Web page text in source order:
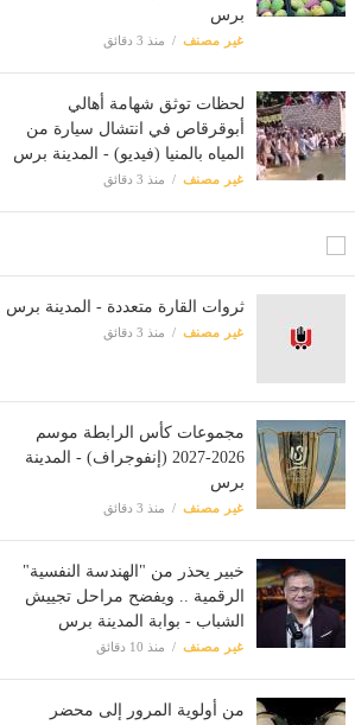
برس
غير مصنف منذ 3 دقائق
لحظات توثق شهامة أهالي
أبوقرقاص في انتشال سيارة من
المياه بالمنيا (فيديو) - المدينة برس
غير مصنف منذ 3 دقائق
ثروات القارة متعددة - المدينة برس
غير مصنف منذ 3 دقائق
مجموعات كأس الرابطة موسم
2026-2027 (إنفوجراف) - المدينة
برس
غير مصنف منذ 3 دقائق
خبير يحذر من "الهندسة النفسية"
الرقمية .. ويفضح مراحل تجييش
الشباب - بوابة المدينة برس
غير مصنف منذ 10 دقائق
من أولوية المرور إلى محضر